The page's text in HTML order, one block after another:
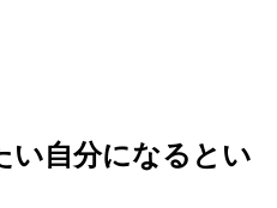
い自分になるとい